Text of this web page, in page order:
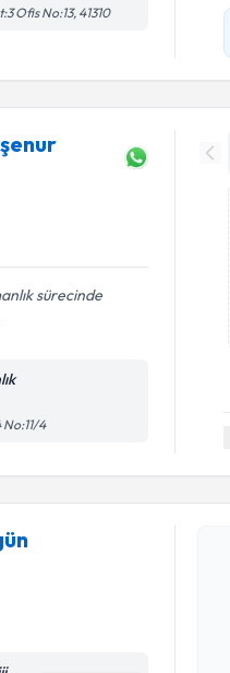
Ofis No:13, 41310
sürecinde
4
Psk.
bu